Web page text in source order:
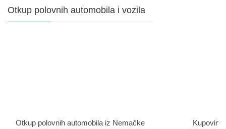
Otkup polovnih automobila i vozila
Otkup polovnih automobila iz Nemačke Kupovina